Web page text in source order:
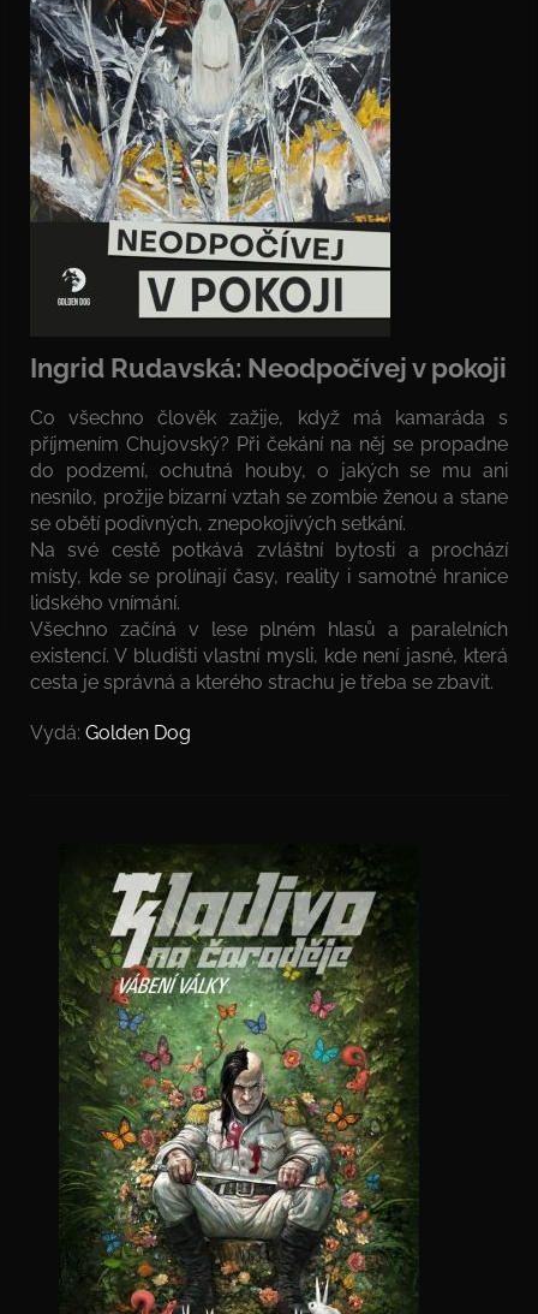
Ingrid Rudavská: Neodpočívej v pokoji
Co všechno člověk zažije, když má kamaráda s
příjmením Chujovský? Při čekání na něj se propadne
do podzemí, ochutná houby, o jakých se mu ani
nesnilo, prožije bizarní vztah se zombie ženou a stane
se obětí podivných, znepokojivých setkání.
Na své cestě potkává zvláštní bytosti a prochází
místy, kde se prolínají časy, reality i samotné hranice
lidského vnímání.
Všechno začíná v lese plném hlasů a paralelních
existencí. V bludišti vlastní mysli, kde není jasné, která
cesta je správná a kterého strachu je třeba se zbavit.
Vydá: Golden Dog